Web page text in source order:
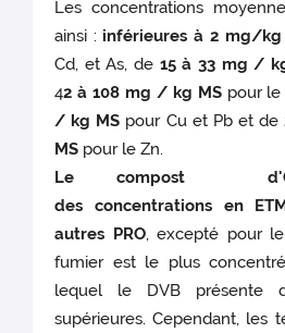
Les concentrations
ainsi : inférieures à 2 mg/kg
Cd, et As, de 15 à 33 mg /
42 à 108 mg / kg MSpour le
/ kg MS pour Cu et Pb et de
MS pour le Zn.
Le compost
des concentrations en
autres PRO, excepté pour
fumier est le plus
lequel le DVB présente
supérieures. Cependant, les